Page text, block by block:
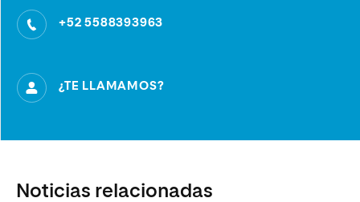
+52 5588393963
¿TE LLAMAMOS?
Noticias relacionadas